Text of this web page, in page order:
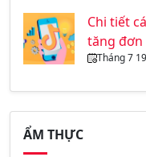
Chi tiết
tăng đơn
Tháng 7
ẨM THỰC